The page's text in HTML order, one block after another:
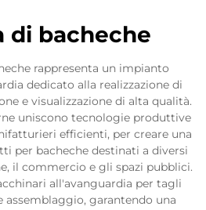
di bacheche
rappresenta un impianto
dedicato alla realizzazione di
e visualizzazione di alta qualità.
uniscono tecnologie produttive
efficienti, per creare una
per bacheche destinati a diversi
il commercio e gli spazi pubblici.
all'avanguardia per tagli
assemblaggio, garantendo una